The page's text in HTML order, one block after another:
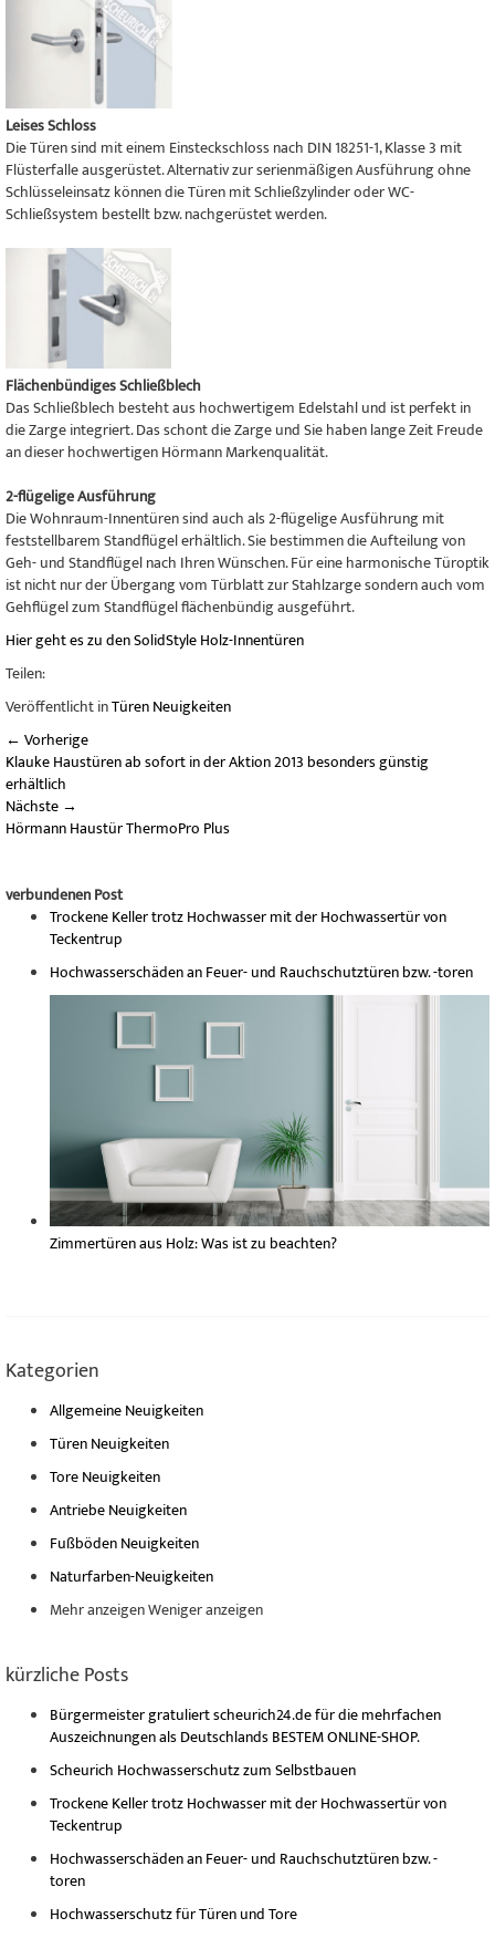
Leises Schloss
Die Türen sind mit einem Einsteckschloss nach DIN 18251-1, Klasse 3 mit
Flüsterfalle ausgerüstet. Alternativ zur serienmäßigen Ausführung ohne
Schlüsseleinsatz können die Türen mit Schließzylinder oder WC-
Schließsystem bestellt bzw. nachgerüstet werden.
Flächenbündiges Schließblech
Das Schließblech besteht aus hochwertigem Edelstahl und ist perfekt in
die Zarge integriert. Das schont die Zarge und Sie haben lange Zeit Freude
an dieser hochwertigen Hörmann Markenqualität.
2-flügelige Ausführung
Die Wohnraum-Innentüren sind auch als 2-flügelige Ausführung mit
feststellbarem Standflügel erhältlich. Sie bestimmen die Aufteilung von
Geh- und Standflügel nach Ihren Wünschen. Für eine harmonische Türoptik
ist nicht nur der Übergang vom Türblatt zur Stahlzarge sondern auch vom
Gehflügel zum Standflügel flächenbündig ausgeführt.
Hier geht es zu den SolidStyle Holz-Innentüren
Teilen:
Veröffentlicht inTüren Neuigkeiten
← Vorherige
Klauke Haustüren ab sofort in der Aktion 2013 besonders günstig
erhältlich
Nächste →
Hörmann Haustür ThermoPro Plus
verbundenen Post
Trockene Keller trotz Hochwasser mit der Hochwassertür von
Teckentrup
Hochwasserschäden an Feuer- und Rauchschutztüren bzw. -toren
Zimmertüren aus Holz: Was ist zu beachten?
Kategorien
Allgemeine Neuigkeiten
Türen Neuigkeiten
Tore Neuigkeiten
Antriebe Neuigkeiten
Fußböden Neuigkeiten
Naturfarben-Neuigkeiten
Mehr anzeigenWeniger anzeigen
kürzliche Posts
Bürgermeister gratuliert scheurich24.de für die mehrfachen
Auszeichnungen als Deutschlands BESTEM ONLINE-SHOP.
Scheurich Hochwasserschutz zum Selbstbauen
Trockene Keller trotz Hochwasser mit der Hochwassertür von
Teckentrup
Hochwasserschäden an Feuer- und Rauchschutztüren bzw. -
toren
Hochwasserschutz für Türen und Tore